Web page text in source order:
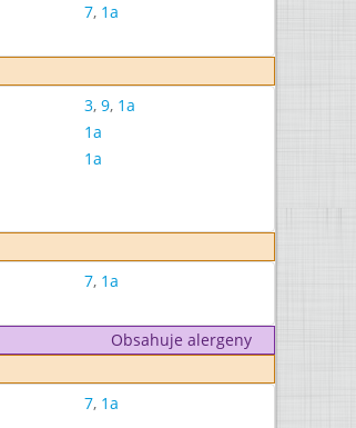
7, 1a
3, 9, 1a
1a
1a
7, 1a
Obsahuje alergeny
7, 1a